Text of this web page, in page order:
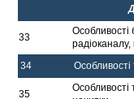
33
Особливості
34 Особливості
35
Особливості